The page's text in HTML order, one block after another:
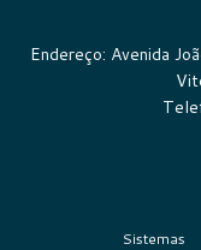
Endereço: Avenida
Sistemas